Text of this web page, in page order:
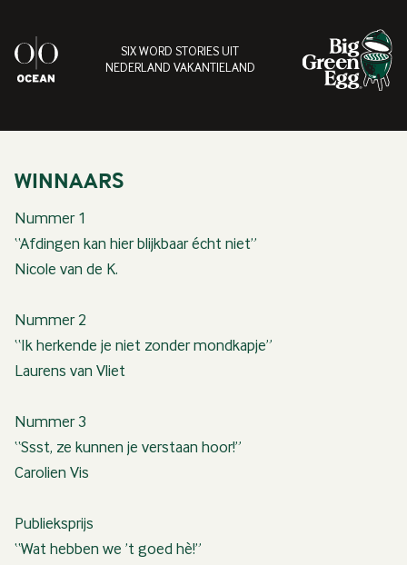
SIX WORD STORIES UIT
NEDERLAND VAKANTIELAND
WINNAARS
Nummer 1
“Afdingen kan hier blijkbaar écht niet”
Nicole van de K.
Nummer 2
“Ik herkende je niet zonder mondkapje”
Laurens van Vliet
Nummer 3
“Ssst, ze kunnen je verstaan hoor!”
Carolien Vis
Publieksprijs
“Wat hebben we ’t goed hè!”